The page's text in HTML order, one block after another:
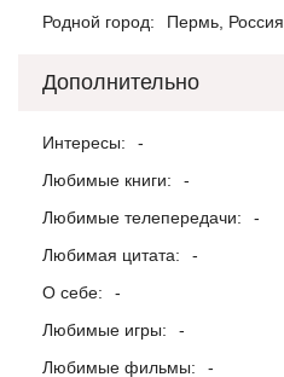
Родной город:
Пермь, Россия
Дополнительно
Интересы:
-
Любимые книги:
-
Любимые телепередачи:
-
Любимая цитата:
-
О себе:
-
Любимые игры:
-
Любимые фильмы:
-